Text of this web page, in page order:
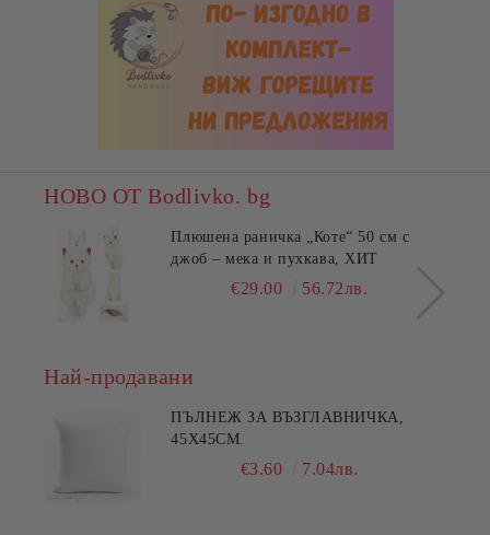
НОВО ОТ Bodlivko. bg
Плюшена раничка „Коте“ 50 см с
джоб – мека и пухкава, ХИТ
€29.00 56.72лв.
Най-продавани
ПЪЛНЕЖ ЗА ВЪЗГЛАВНИЧКА,
45X45СМ.
€3.60 7.04лв.